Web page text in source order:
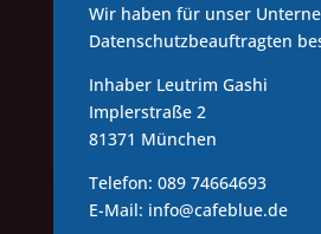
Wir haben für unser
Datenschutzbeauftragten
Inhaber Leutrim Gashi
Implerstraße 2
81371 München
Telefon: 089 74664693
E-Mail: info@cafeblue.de